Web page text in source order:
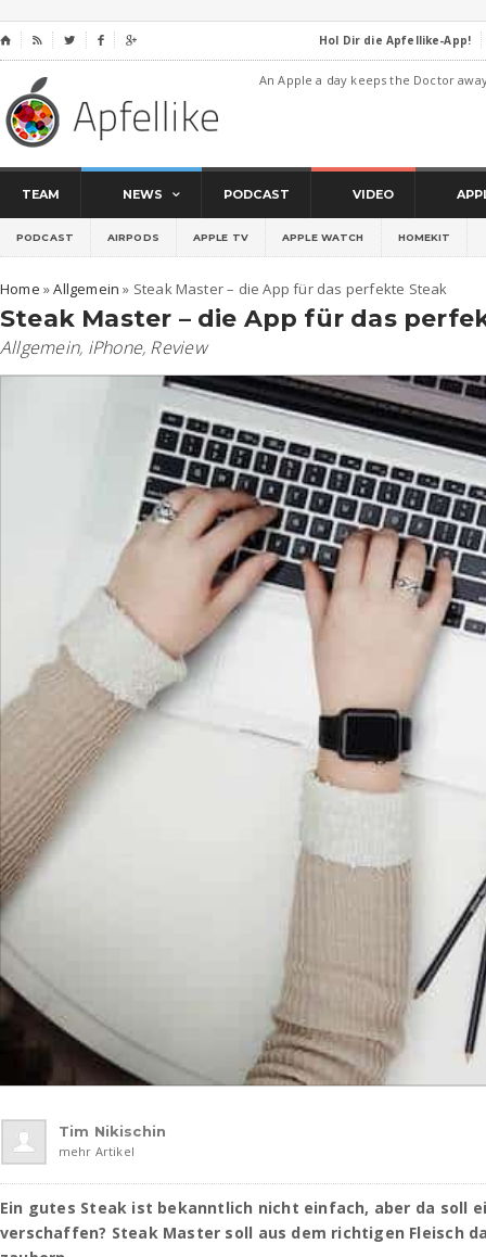
⌂     Hol Dir die Apfellike-App!
An Apple a day keeps the Doctor
TEAM NEWS PODCAST VIDEO
PODCAST AIRPODS APPLE TV APPLE WATCH HOMEKIT
Home »Allgemein » Steak Master – die App für das perfekte Steak
Steak Master – die App für das
Allgemein, iPhone, Review
Tim Nikischin
mehr Artikel
Ein gutes Steak ist bekanntlich nicht einfach, aber da soll
verschaffen? Steak Master soll aus dem richtigen Fleisch